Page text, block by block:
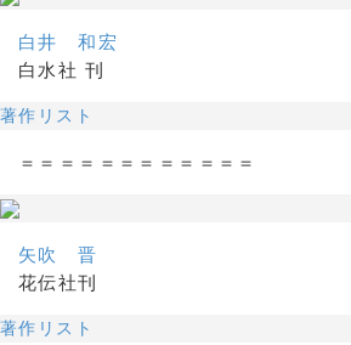
白井 和宏
白水社 刊
著作リスト
＝＝＝＝＝＝＝＝＝＝＝＝
矢吹 晋
花伝社刊
著作リスト